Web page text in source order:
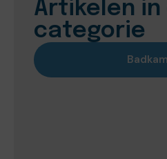
Artikelen in
categorie